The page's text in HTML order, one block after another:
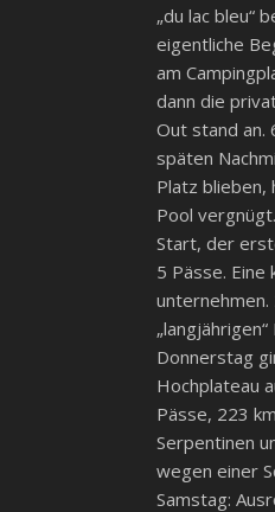
„du lac bleu“
eigentliche
am
dann die
Out stand an.
späten
Platz blieben,
Pool
Start, der
5 Pässe.
Donnerstag
Hochplateau
Pässe, 223
Serpentinen
wegen einer
Samstag: